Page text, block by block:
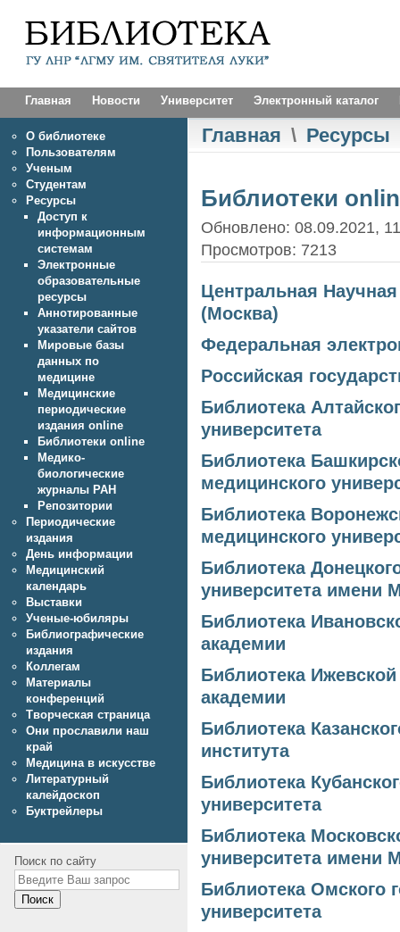
Главная Новости Университет Электронный каталог
Главная \ Ресурсы
Библиотеки
Обновлено: 08.09.2021,
Просмотров: 7213
Центральная
(Москва)
Федеральная
Российская
Библиотека
университета
Библиотека
медицинского
Библиотека
медицинского
Библиотека
университета имени
Библиотека
академии
Библиотека
академии
Библиотека
института
Библиотека
университета
Библиотека
университета имени
Библиотека Омского
университета
О библиотеке
Пользователям
Ученым
Студентам
Ресурсы
Доступ к
информационным
системам
Электронные
образовательные
ресурсы
Аннотированные
указатели сайтов
Мировые базы
данных по
медицине
Медицинские
периодические
издания online
Библиотеки online
Медико-
биологические
журналы РАН
Репозитории
Периодические
издания
День информации
Медицинский
календарь
Выставки
Ученые-юбиляры
Библиографические
издания
Коллегам
Материалы
конференций
Творческая страница
Они прославили наш
край
Медицина в искусстве
Литературный
калейдоскоп
Буктрейлеры
Поиск по сайту
Поиск